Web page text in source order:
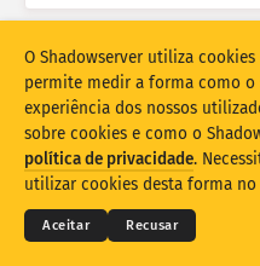
Atualizar
© 2026THE
Privacidade e termos
O Shadowserver utiliza
permite medir a forma como
experiência dos nossos
sobre cookies e como o
política de privacidade.
utilizar cookies desta forma
Aceitar Recusar